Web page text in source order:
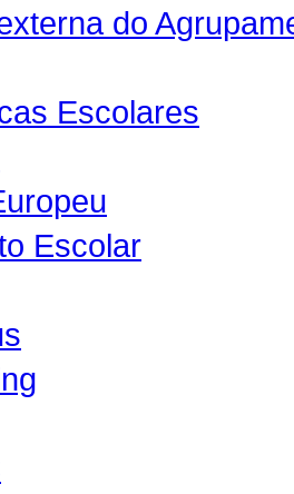
do
Escolares
Escolar